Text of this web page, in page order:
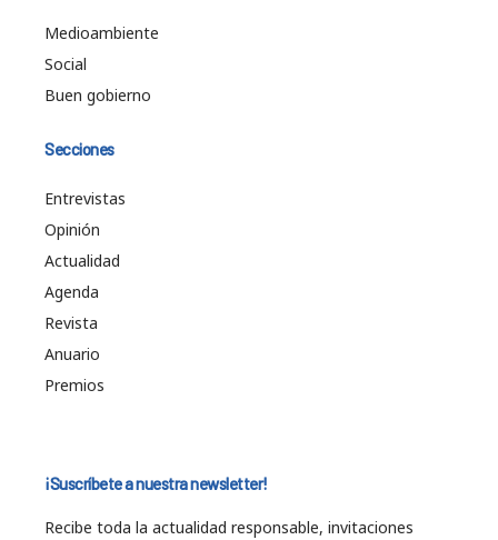
Medioambiente
Social
Buen gobierno
Secciones
Entrevistas
Opinión
Actualidad
Agenda
Revista
Anuario
Premios
¡Suscríbete a nuestra newsletter!
Recibe toda la actualidad responsable, invitaciones